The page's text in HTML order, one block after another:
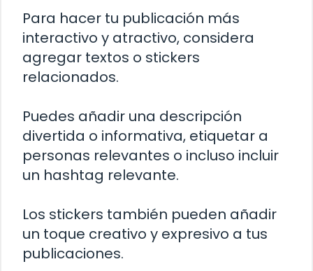
Para hacer tu publicación más
interactivo y atractivo, considera
agregar textos o stickers
relacionados.
Puedes añadir una descripción
divertida o informativa, etiquetar a
personas relevantes o incluso incluir
un hashtag relevante.
Los stickers también pueden añadir
un toque creativo y expresivo a tus
publicaciones.